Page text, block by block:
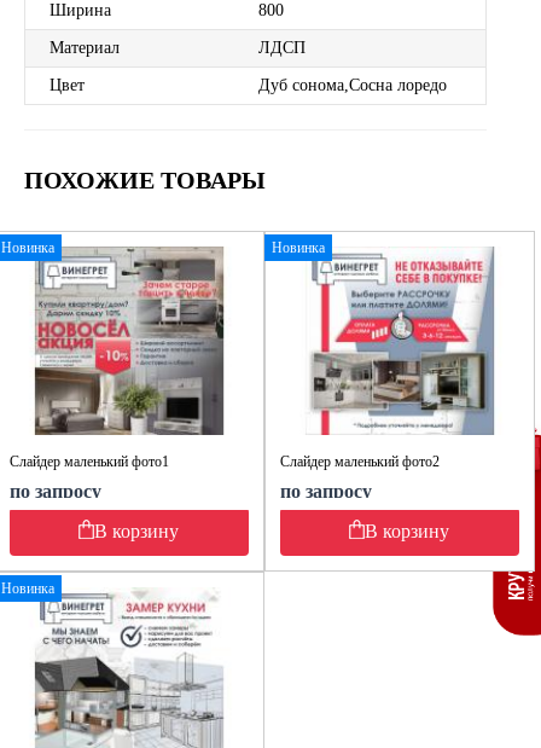
Ширина 800
Материал ЛДСП
Цвет Дуб сонома,Сосна лоредо
ПОХОЖИЕ ТОВАРЫ
Новинка
Слайдер маленький фото1
по запросу
В корзину
Новинка
Слайдер маленький фото2
по запросу
В корзину
Новинка